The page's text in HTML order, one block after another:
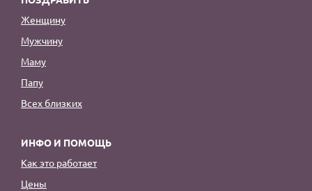
Женщину
Мужчину
Маму
Папу
Всех близких
ИНФО И ПОМОЩЬ
Как это работает
Цены